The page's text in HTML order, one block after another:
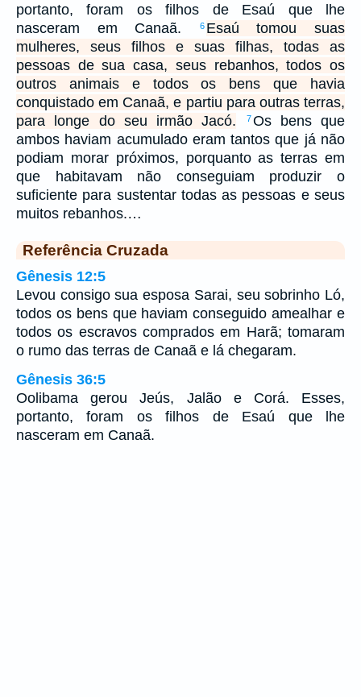
portanto, foram os filhos de Esaú que lhe
nasceram em Canaã.
6 Esaú tomou suas
mulheres, seus filhos e suas filhas, todas as
pessoas de sua casa, seus rebanhos, todos os
outros animais e todos os bens que havia
conquistado em Canaã, e partiu para outras terras,
para longe do seu irmão Jacó.
7 Os bens que
ambos haviam acumulado eram tantos que já não
podiam morar próximos, porquanto as terras em
que habitavam não conseguiam produzir o
suficiente para sustentar todas as pessoas e seus
muitos rebanhos.…
Referência Cruzada
Gênesis 12:5
Levou consigo sua esposa Sarai, seu sobrinho Ló,
todos os bens que haviam conseguido amealhar e
todos os escravos comprados em Harã; tomaram
o rumo das terras de Canaã e lá chegaram.
Gênesis 36:5
Oolibama gerou Jeús, Jalão e Corá. Esses,
portanto, foram os filhos de Esaú que lhe
nasceram em Canaã.